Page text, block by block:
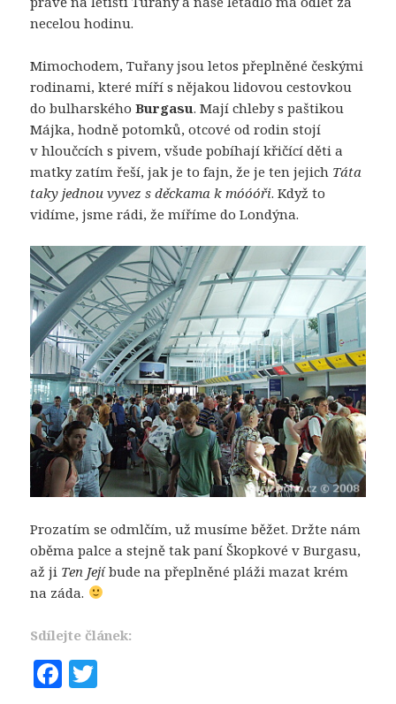
necelou hodinu.
Mimochodem, Tuřany jsou letos přeplněné českými
rodinami, které míří s nějakou lidovou cestovkou
do bulharskéhoBurgasu. Mají chleby s paštikou
Májka, hodně potomků, otcové od rodin stojí
v hloučcích s pivem, všude pobíhají křičící děti a
matky zatím řeší, jak je to fajn, že je ten jejich Táta
taky jednou vyvez s děckama k móóóři. Když to
vidíme, jsme rádi, že míříme do Londýna.
Prozatím se odmlčím, už musíme běžet. Držte nám
oběma palce a stejně tak paní Škopkové v Burgasu,
až ji Ten Jejíbude na přeplněné pláži mazat krém
na záda.
Sdílejte článek:
F